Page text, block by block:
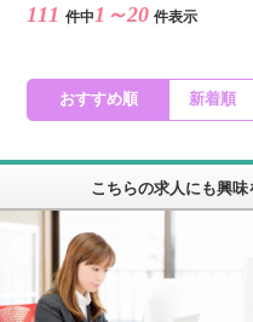
111 件中 1～20 件表示
おすすめ順 新着順
こちらの求人にも興